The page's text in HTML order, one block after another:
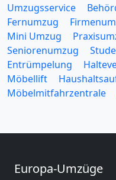
Umzugsservice
Fernumzug
Mini Umzug
Seniorenumzug
Entrümpelung
Möbellift
Möbelmitfahrzentrale
Europa-Umzüge